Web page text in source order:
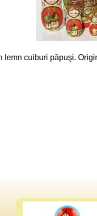
lemn cuiburi păpuşi.